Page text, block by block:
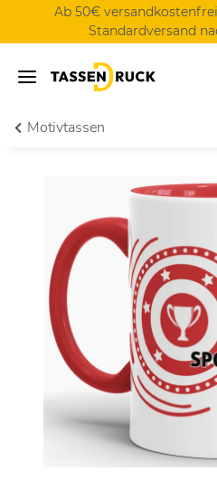
Ab 50€
Standardversand
Motivtassen